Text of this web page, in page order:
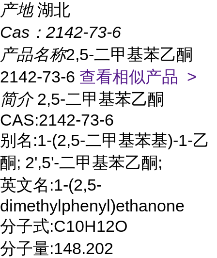
产地 湖北
Cas： 2142-73-6
产品名称2,5-二甲基苯乙酮
2142-73-6 查看相似产品 >
简介 2,5-二甲基苯乙酮
CAS:2142-73-6
别名:1-(2,5-二甲基苯基)-1-乙
酮; 2',5'-二甲基苯乙酮;
英文名:1-(2,5-
dimethylphenyl)ethanone
分子式:C10H12O
分子量:148.202